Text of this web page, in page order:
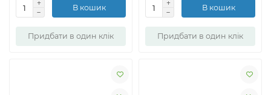
В кошик
Придбати в один клік
В кошик
Придбати в один клік